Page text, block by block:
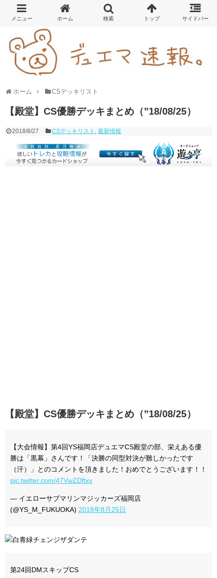
ホーム CSデッキリスト
【殿堂】CS優勝デッキまとめ（”18/08/25）
2018/8/27 CSデッキリスト ,最新情報
【殿堂】CS優勝デッキまとめ（”18/08/25）
【大会情報】第4回YS福岡店デュエマCS殿堂の部、栄えある優
勝は「黒幕」さんです！「決勝の同型対決が難しかったです
（汗）」とのコメントを頂きました！おめでとうございます！！
pic.twitter.com/47VwZDftxv
— イエローサブマリンマジッカーズ福岡店
(@YS_M_FUKUOKA) 2018年8月25日
第24回DMスキップCS